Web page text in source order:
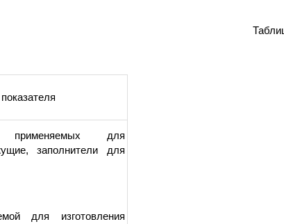
применяемых для
заполнители для
для изготовления